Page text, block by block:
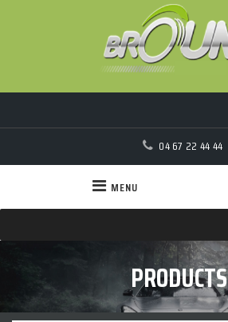
04 67 22 44 44
MENU
PRODUCTS